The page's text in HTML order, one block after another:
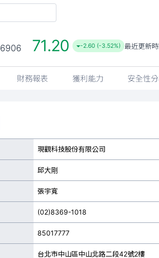
6906 71.20 -2.60 (-3.52%) 最近更新時
財務報表 獲利能力 安全性
現觀科技股份有限公司
邱大剛
張宇寬
(02)8369-1018
85017777
台北市中山區中山北路二段42號2樓